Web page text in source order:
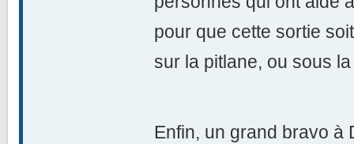
pour que cette sortie
sur la pitlane, ou sous
Enfin, un grand bravo à